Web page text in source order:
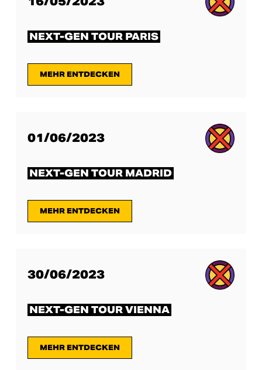
NEXT-GEN TOUR PARIS
MEHR ENTDECKEN
01/06/2023
NEXT-GEN TOUR MADRID
MEHR ENTDECKEN
30/06/2023
NEXT-GEN TOUR VIENNA
MEHR ENTDECKEN